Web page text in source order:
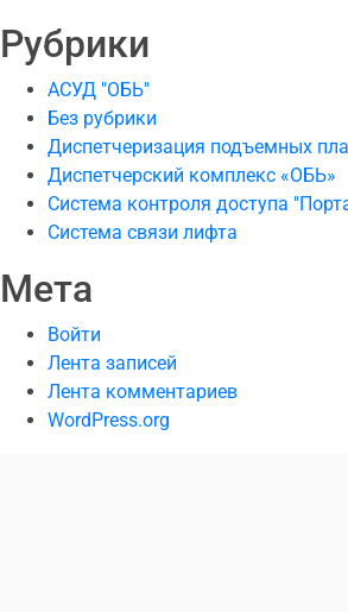
Рубрики
АСУД "ОБЬ"
Без рубрики
Диспетчеризация подъемных
Диспетчерский комплекс «ОБЬ»
Система контроля доступа
Система связи лифта
Мета
Войти
Лента записей
Лента комментариев
WordPress.org